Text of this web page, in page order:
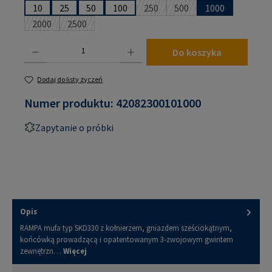
10 25 50 100 250(Ta opcja jest obecnie
500(Ta opcja jest obecnie
1000
2000(Ta opcja jest obecnie niedostępna.)
2500(Ta opcja jest obecnie niedostępna.)
Do koszyka
Dodaj do listy życzeń
Numer produktu: 42082300101000
Zapytanie o próbki
Opis
RAMPA mufa typ SKD330 z kołnierzem, gniazdem sześciokątnym,
końcówką prowadzącą i opatentowanym 3-zwojowym gwintem
zewnętrzn… Więcej